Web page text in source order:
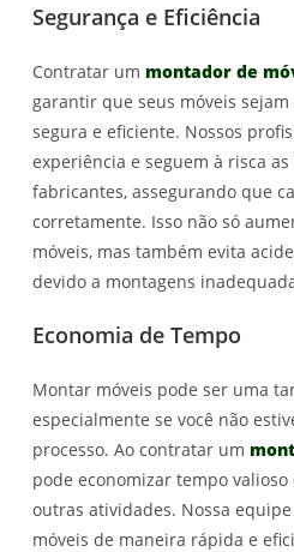
Segurança e Eficiência
Contratar um montador de
garantir que seus móveis
segura e eficiente. Nossos
experiência e seguem à risca
fabricantes, assegurando que
corretamente. Isso não só
móveis, mas também evita
devido a montagens
Economia de Tempo
Montar móveis pode ser uma
especialmente se você não
processo. Ao contratar um
pode economizar tempo
outras atividades. Nossa
móveis de maneira rápida e